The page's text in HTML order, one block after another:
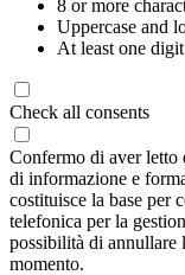
8 or more
Uppercase and
At least one
Check all consents
Confermo di aver letto
di informazione e
costituisce la base per
telefonica per la
possibilità di annullare
momento.